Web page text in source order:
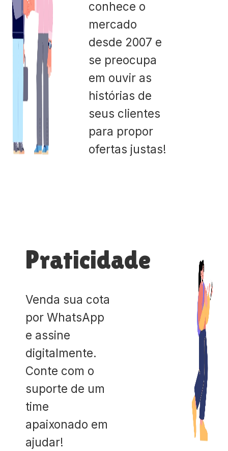
conhece o
mercado
desde 2007 e
se preocupa
em ouvir as
histórias de
seus clientes
para propor
ofertas justas!
Praticidade
Venda sua cota
por WhatsApp
e assine
digitalmente.
Conte com o
suporte de um
time
apaixonado em
ajudar!